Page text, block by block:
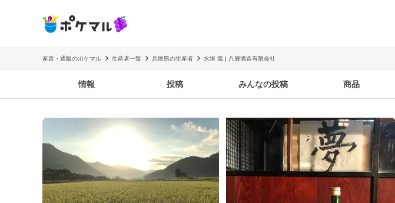
産直・通販のポケマル 生産者一覧 兵庫県の生産者 水垣 篤 | 八鹿酒造有限会社
情報 投稿 みんなの投稿 商品